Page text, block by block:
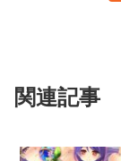
関連記事